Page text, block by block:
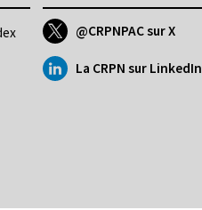
@CRPNPAC sur X
La CRPN sur LinkedIn